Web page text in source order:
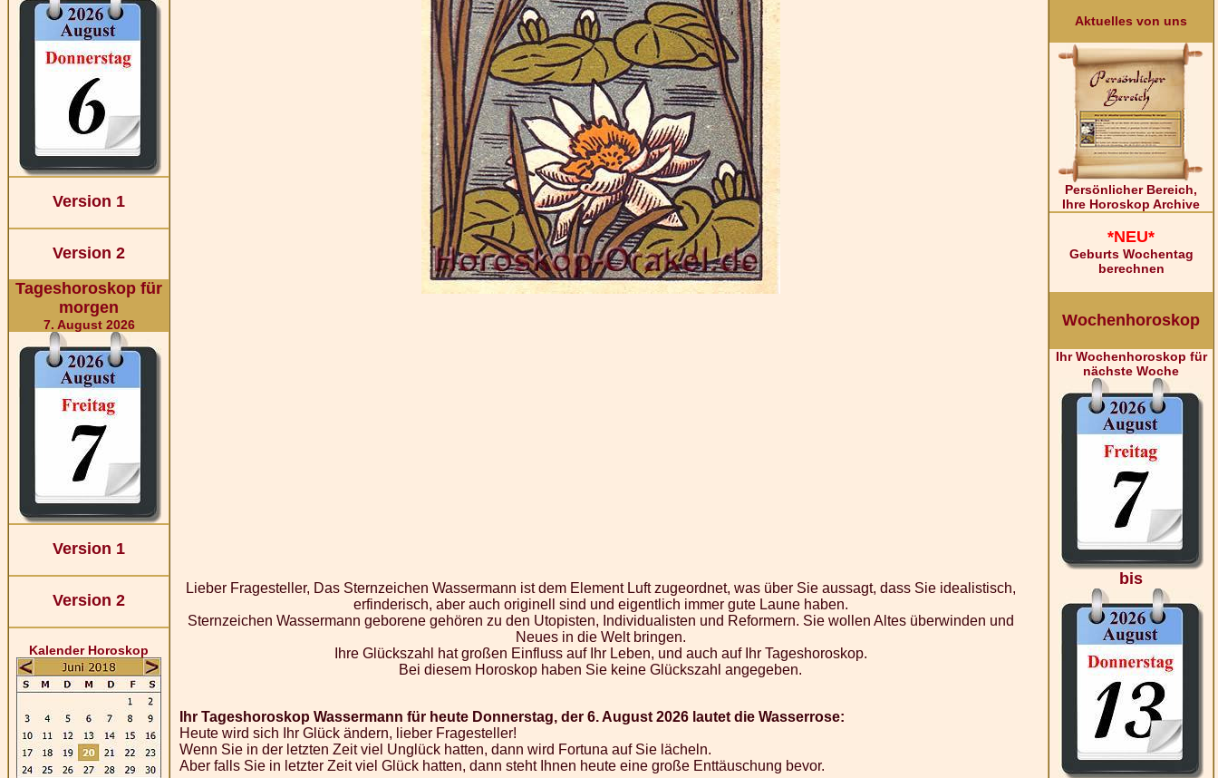
Version 1
Version 2
Tageshoroskop für
morgen
7. August 2026
Version 1
Version 2
Kalender Horoskop
Lieber Fragesteller, Das Sternzeichen Wassermann ist dem Element Luft zugeordnet, was über Sie aussagt, dass Sie idealistisch,
erfinderisch, aber auch originell sind und eigentlich immer gute Laune haben.
Sternzeichen Wassermann geborene gehören zu den Utopisten, Individualisten und Reformern. Sie wollen Altes überwinden und
Neues in die Welt bringen.
Ihre Glückszahl hat großen Einfluss auf Ihr Leben, und auch auf Ihr Tageshoroskop.
Bei diesem Horoskop haben Sie keine Glückszahl angegeben.
Ihr Tageshoroskop Wassermann für heute Donnerstag, der 6. August 2026 lautet die Wasserrose:
Heute wird sich Ihr Glück ändern, lieber Fragesteller!
Wenn Sie in der letzten Zeit viel Unglück hatten, dann wird Fortuna auf Sie lächeln.
Aber falls Sie in letzter Zeit viel Glück hatten, dann steht Ihnen heute eine große Enttäuschung bevor.
Aktuelles von uns
Persönlicher Bereich,
Ihre Horoskop Archive
*NEU*
Geburts Wochentag
berechnen
Wochenhoroskop
Ihr Wochenhoroskop für
nächste Woche
bis